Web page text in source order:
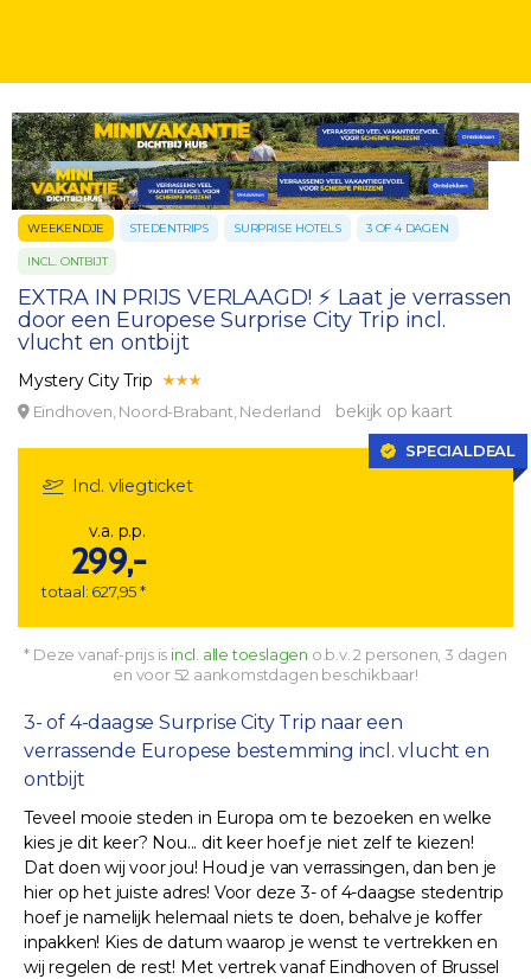
WEEKENDJE STEDENTRIPS SURPRISE HOTELS 3 OF 4 DAGEN
INCL. ONTBIJT
EXTRA IN PRIJS VERLAAGD! ⚡️ Laat je verrassen
door een Europese Surprise City Trip incl.
vlucht en ontbijt
Mystery City Trip
Eindhoven, Noord-Brabant, Nederland bekijk op kaart
SPECIALDEAL
Incl. vliegticket
v.a. p.p.
299,-
totaal: 627,95 *
* Deze vanaf-prijs is incl. alle toeslagen o.b.v. 2 personen, 3 dagen
en voor 52 aankomstdagen beschikbaar!
3- of 4-daagse Surprise City Trip naar een
verrassende Europese bestemming incl. vlucht en
ontbijt
Teveel mooie steden in Europa om te bezoeken en welke
kies je dit keer? Nou... dit keer hoef je niet zelf te kiezen!
Dat doen wij voor jou! Houd je van verrassingen, dan ben je
hier op het juiste adres! Voor deze 3- of 4-daagse stedentrip
hoef je namelijk helemaal niets te doen, behalve je koffer
inpakken! Kies de datum waarop je wenst te vertrekken en
wij regelen de rest! Met vertrek vanaf Eindhoven of Brussel